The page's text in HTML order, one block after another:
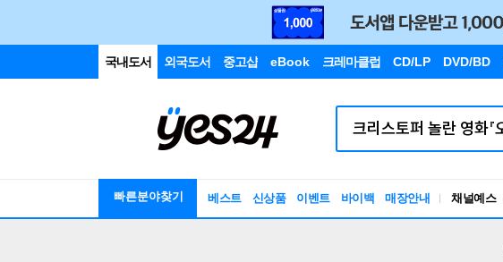
국내도서 외국도서 중고샵 eBook 크레마클럽 CD/LP DVD/BD
빠른분야찾기 베스트 신상품 이벤트 바이백 매장안내 채널예스